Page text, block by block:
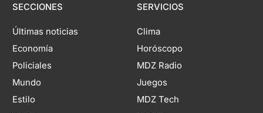
SECCIONES
Últimas noticias
Economía
Policiales
Mundo
Estilo
SERVICIOS
Clima
Horóscopo
MDZ Radio
Juegos
MDZ Tech